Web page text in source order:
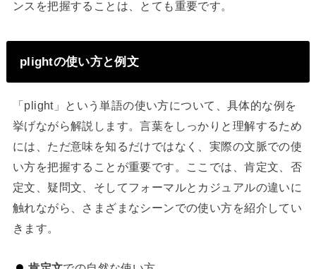
ンスを把握することは、とても重要です。
plightの使い方と例文
「plight」という単語の使い方について、具体的な例を
挙げながら解説します。言葉をしっかりと理解するため
には、ただ意味を知るだけではなく、実際の文脈での使
い方を把握することが重要です。ここでは、肯定文、否
定文、疑問文、そしてフォーマルとカジュアルの違いに
触れながら、さまざまなシーンでの使い方を紹介してい
きます。